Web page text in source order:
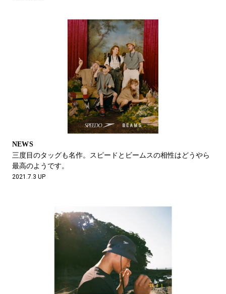
NEWS
三度目のタッグも名作。スピードとビームスの相性はどうやら
最高のようです。
2021.7.3 UP